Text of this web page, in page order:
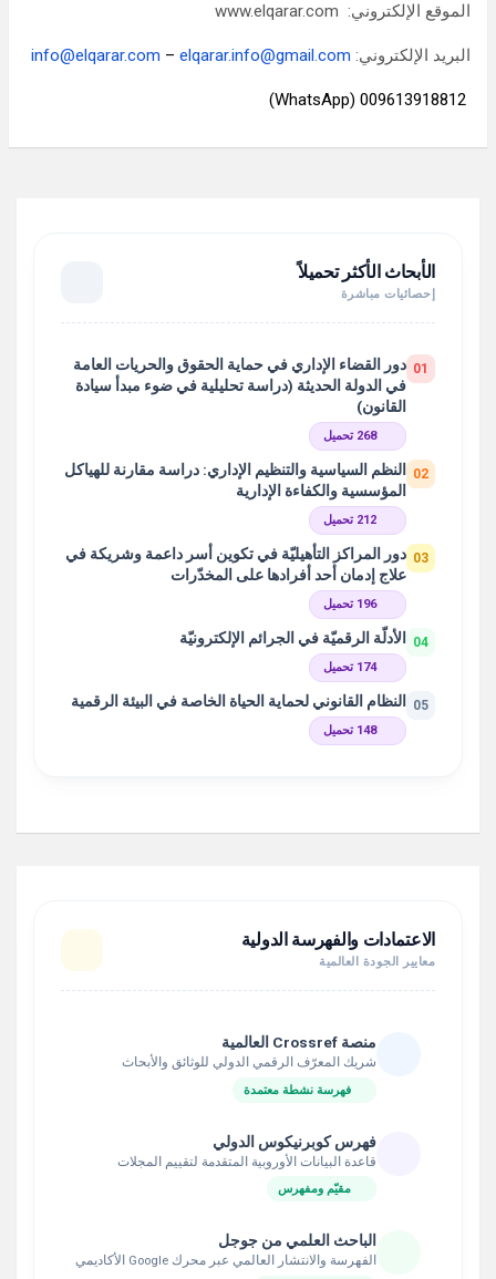
الموقع الإلكتروني: www.elqarar.com
البريد الإلكتروني: info@elqarar.com – elqarar.info@gmail.com
الأبحاث الأكثر تحميلاً
إحصائيات مباشرة
01 دور القضاء الإداري في حماية الحقوق والحريات العامة
في الدولة الحديثة (دراسة تحليلية في ضوء مبدأ سيادة
القانون)
268 تحميل
02
النظم السياسية والتنظيم الإداري: دراسة مقارنة للهياكل
المؤسسية والكفاءة الإدارية
212 تحميل
03 دور المراكز التأهيليّة في تكوين أسر داعمة وشريكة في
علاج إدمان أحد أفرادها على المخدّرات
196 تحميل
04 الأدلّة الرقميّة في الجرائم الإلكترونيّة
174 تحميل
05 النظام القانوني لحماية الحياة الخاصة في البيئة الرقمية
148 تحميل
الاعتمادات والفهرسة الدولية
معايير الجودة العالمية
منصة Crossref العالمية
شريك المعرّف الرقمي الدولي للوثائق والأبحاث
فهرسة نشطة معتمدة
فهرس كوبرنيكوس الدولي
قاعدة البيانات الأوروبية المتقدمة لتقييم المجلات
مقيّم ومفهرس
الباحث العلمي من جوجل
الفهرسة والانتشار العالمي عبر محرك Google الأكاديمي